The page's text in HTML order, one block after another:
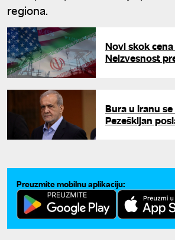
regiona.
Novi skok
Neizvesnost
Bura u Iranu
Pezeškijan
Preuzmite mobilnu aplikaciju: